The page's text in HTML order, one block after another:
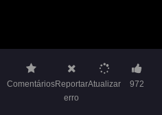
ComentáriosReportar
erro
Atualizar 972